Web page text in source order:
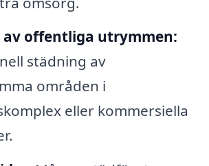
av offentliga utrymmen:
städning av
områden i
eller kommersiella